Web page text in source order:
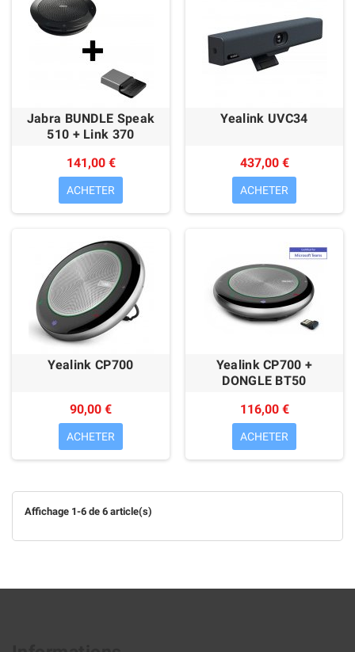
Jabra BUNDLE Speak
510 + Link 370
141,00 €
ACHETER
Yealink UVC34
437,00 €
ACHETER
Yealink CP700
90,00 €
ACHETER
Yealink CP700 +
DONGLE BT50
116,00 €
ACHETER
Affichage 1-6 de 6 article(s)